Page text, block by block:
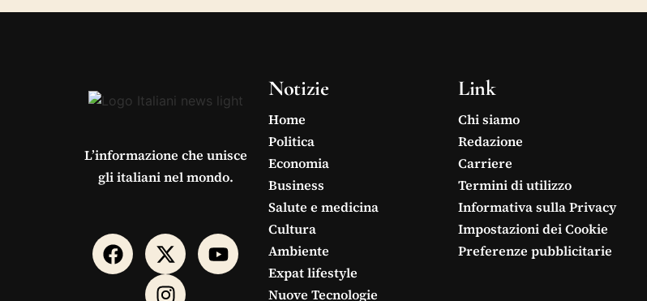
L’informazione che unisce
gli italiani nel mondo.
Notizie
Home
Politica
Economia
Business
Salute e medicina
Cultura
Ambiente
Expat lifestyle
Nuove Tecnologie
Link
Chi siamo
Redazione
Carriere
Termini di utilizzo
Informativa sulla Privacy
Impostazioni dei Cookie
Preferenze pubblicitarie